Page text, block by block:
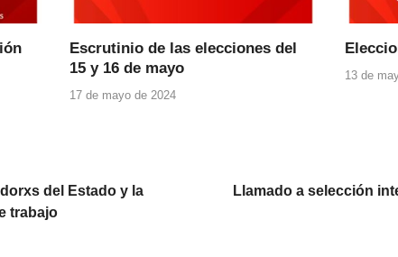
Escrutinio de las elecciones del
15 y 16 de mayo
17 de mayo de 2024
13 de
del Estado y la
trabajo
Llamado a selección